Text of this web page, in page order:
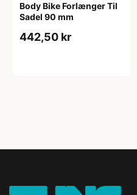
Body Bike Forlænger Til
Sadel 90 mm
442,50 kr